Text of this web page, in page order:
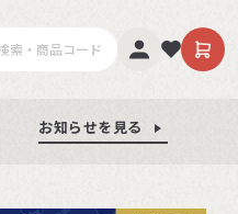
お知らせを見る
お知らせを見る
お知らせを見る